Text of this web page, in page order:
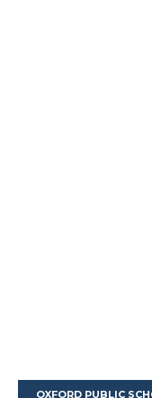
OXFORD PUBLIC